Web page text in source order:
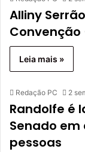
Alliny
Convenção
Leia mais »
Redação PC 2
Randolfe é
Senado em
pessoas